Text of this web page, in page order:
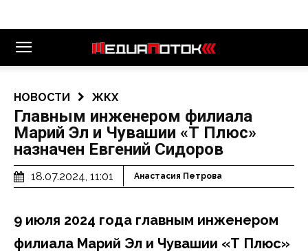
НОВОСТИ ЖКХ
Главным инженером филиала
Марий Эл и Чувашии «Т Плюс»
назначен Евгений Сидоров
18.07.2024, 11:01 Анастасия Петрова
9 июля 2024 года главным инженером
филиала Марий Эл и Чувашии «Т Плюс»